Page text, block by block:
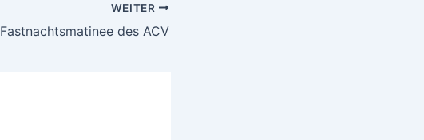
WEITER
Fastnachtsmatinee des ACV